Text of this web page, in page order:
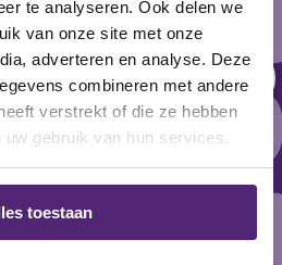
te analyseren. Ook delen we
van onze site met onze
adverteren en analyse. Deze
combineren met andere
verstrekt of die ze hebben
gebruik van hun services.
toestaan
Support 952